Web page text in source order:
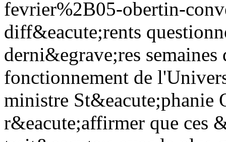
fevrier%2B05-obertin-
diff&eacute;rents
derni&egrave;res semaines
fonctionnement de
ministre St&eacute;phanie
r&eacute;affirmer que ces